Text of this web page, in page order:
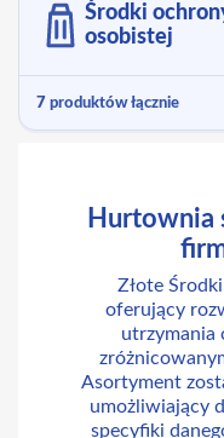
Środki
osobistej
7 produktów łącznie
Hurtownia
Złote
oferujący
utrzymania
Asortyment
umożliwiający
specyfiki